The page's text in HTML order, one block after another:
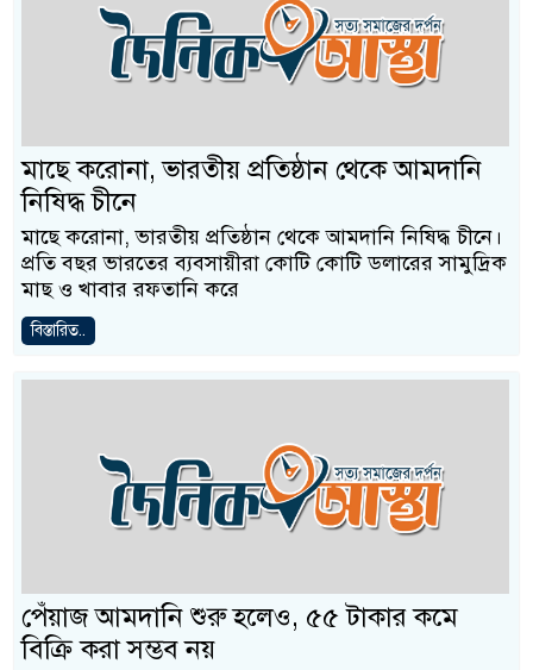
মাছে করোনা, ভারতীয় প্রতিষ্ঠান থেকে আমদানি
নিষিদ্ধ চীনে
মাছে করোনা, ভারতীয় প্রতিষ্ঠান থেকে আমদানি নিষিদ্ধ চীনে।
প্রতি বছর ভারতের ব্যবসায়ীরা কোটি কোটি ডলারের সামুদ্রিক
মাছ ও খাবার রফতানি করে
বিস্তারিত..
পেঁয়াজ আমদানি শুরু হলেও, ৫৫ টাকার কমে
বিক্রি করা সম্ভব নয়